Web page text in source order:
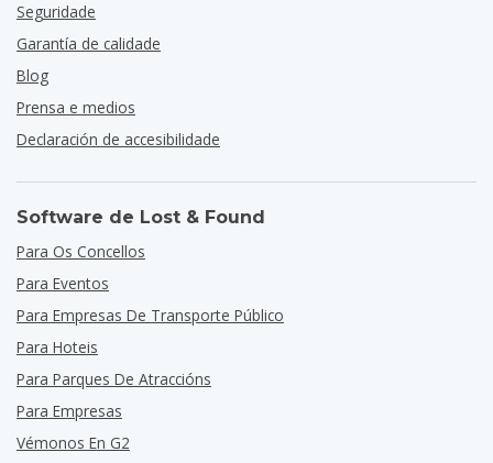
Seguridade
Garantía de calidade
Blog
Prensa e medios
Declaración de accesibilidade
Software de Lost & Found
Para Os Concellos
Para Eventos
Para Empresas De Transporte Público
Para Hoteis
Para Parques De Atraccións
Para Empresas
Vémonos En G2